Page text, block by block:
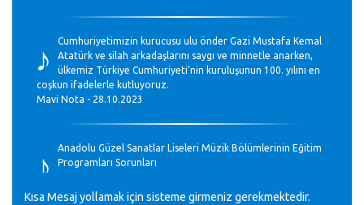
♪
Cumhuriyetimizin kurucusu ulu önder Gazi Mustafa Kemal
Atatürk ve silah arkadaşlarını saygı ve minnetle anarken,
ülkemiz Türkiye Cumhuriyeti’nin kuruluşunun 100. yılını en
coşkun ifadelerle kutluyoruz.
Mavi Nota - 28.10.2023
♪
Anadolu Güzel Sanatlar Liseleri Müzik Bölümlerinin Eğitim
Programları Sorunları
Kısa Mesaj yollamak için sisteme girmeniz gerekmektedir.